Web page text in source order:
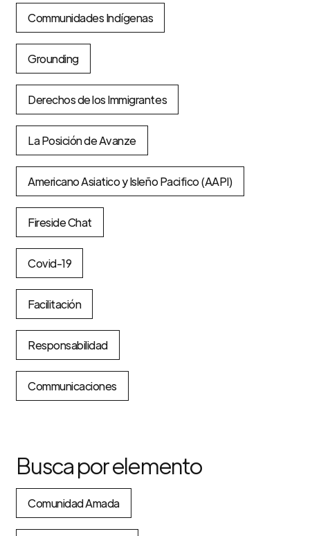
Communidades Indígenas
Grounding
Derechos de los Immigrantes
La Posición de Avanze
Americano Asiatico y Isleño Pacifico (AAPI)
Fireside Chat
Covid-19
Facilitación
Responsabilidad
Communicaciones
Busca por elemento
Comunidad Amada